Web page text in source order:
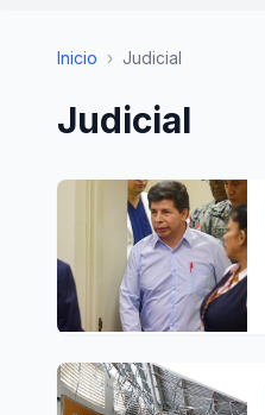
Inicio › Judicial
Judicial